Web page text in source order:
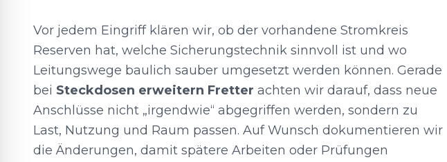
Vor jedem Eingriff klären wir, ob der vorhandene Stromkreis
Reserven hat, welche Sicherungstechnik sinnvoll ist und wo
Leitungswege baulich sauber umgesetzt werden können. Gerade
bei Steckdosen erweitern Fretter achten wir darauf, dass neue
Anschlüsse nicht „irgendwie“ abgegriffen werden, sondern zu
Last, Nutzung und Raum passen. Auf Wunsch dokumentieren wir
die Änderungen, damit spätere Arbeiten oder Prüfungen